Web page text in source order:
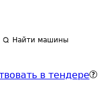
Найти машины
в тендере